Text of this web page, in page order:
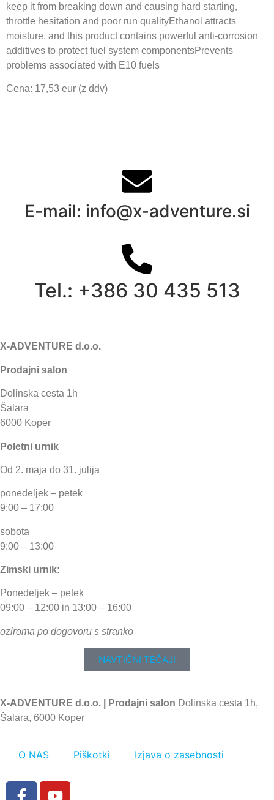
keep it from breaking down and causing hard starting,
throttle hesitation and poor run qualityEthanol attracts
moisture, and this product contains powerful anti-corrosion
additives to protect fuel system componentsPrevents
problems associated with E10 fuels
Cena: 17,53 eur (z ddv)
E-mail: info@x-adventure.si
Tel.: +386 30 435 513
X-ADVENTURE d.o.o.
Prodajni salon
Dolinska cesta 1h
Šalara
6000 Koper
Poletni urnik
Od 2. maja do 31. julija
ponedeljek – petek
9:00 – 17:00
sobota
9:00 – 13:00
Zimski urnik:
Ponedeljek – petek
09:00 – 12:00 in 13:00 – 16:00
oziroma po dogovoru s stranko
NAVTIČNI TEČAJI
X-ADVENTURE d.o.o. | Prodajni salon Dolinska cesta 1h,
Šalara, 6000 Koper
O NAS Piškotki Izjava o zasebnosti